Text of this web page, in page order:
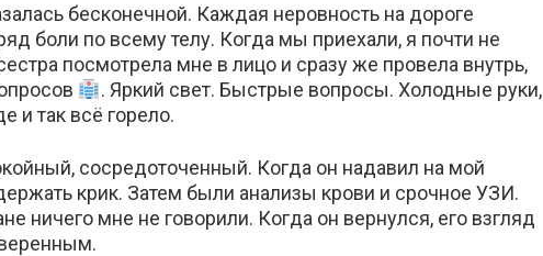
бесконечной. Каждая неровность на дороге
боли по всему телу. Когда мы приехали, я почти не
посмотрела мне в лицо и сразу же провела внутрь,
. Яркий свет. Быстрые вопросы. Холодные руки,
и так всё горело.
сосредоточенный. Когда он надавил на мой
крик. Затем были анализы крови и срочное УЗИ.
ничего мне не говорили. Когда он вернулся, его взгляд